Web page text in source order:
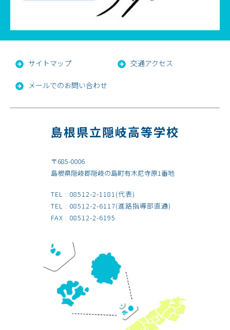
サイトマップ 交通アクセス
メールでのお問い合わせ
島根県立隠岐高等学校
〒685-0006
島根県隠岐郡隠岐の島町有木尼寺原1番地
TEL : 08512-2-1181 (代表)
TEL : 08512-2-6117(進路指導部直通)
FAX : 08512-2-6195